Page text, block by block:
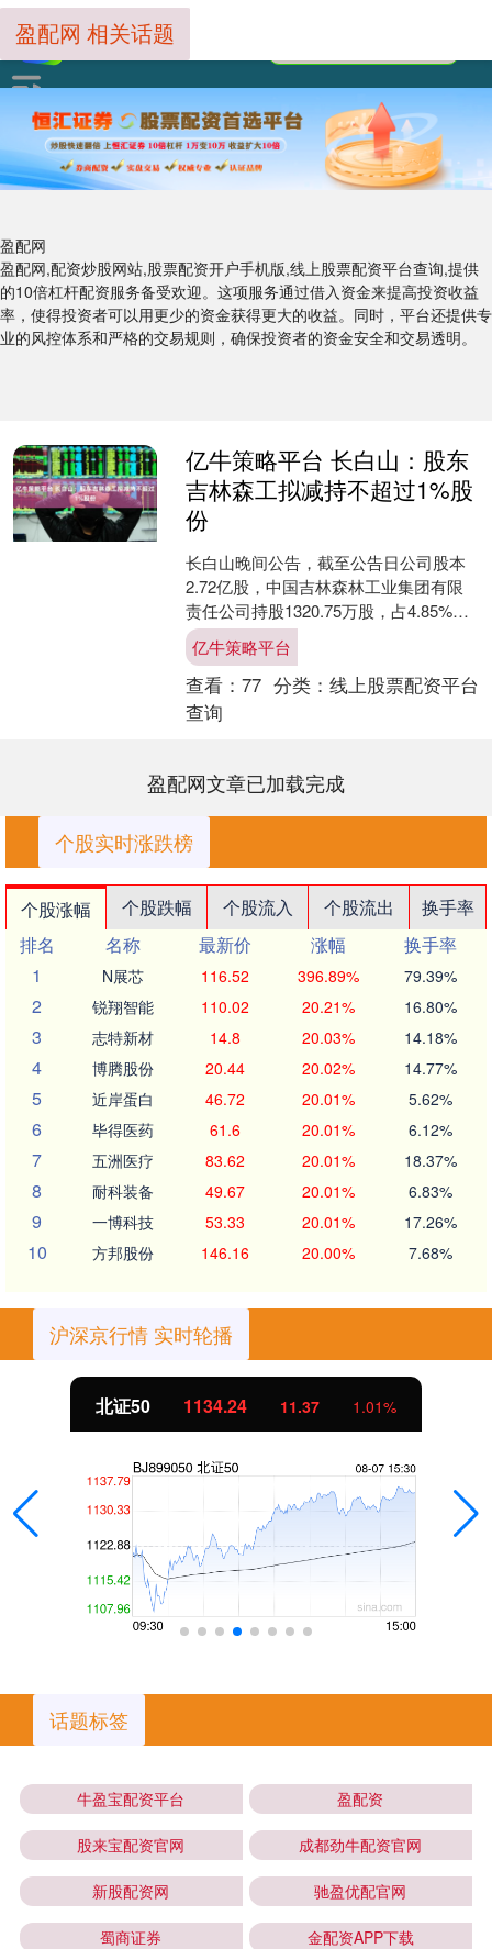
盈配网
盈配网,配资炒股网站,股票配资开户手机版,线上股票配资平台查询,提供
的10倍杠杆配资服务备受欢迎。这项服务通过借入资金来提高投资收益
率，使得投资者可以用更少的资金获得更大的收益。同时，平台还提供专
业的风控体系和严格的交易规则，确保投资者的资金安全和交易透明。
盈配网 相关话题
亿牛策略平台 长白山：股东
吉林森工拟减持不超过1%股
份
长白山晚间公告，截至公告日公司股本
2.72亿股，中国吉林森林工业集团有限
责任公司持股1320.75万股，占4.85%，
其一致行动人长白山森工集团有限公司
持股69....
亿牛策略平台
查看： 77 分类： 线上股票配资平台
查询
盈配网文章已加载完成
个股实时涨跌榜
个股涨幅 个股跌幅 个股流入 个股流出
换手率
排名
名称 最新价 涨幅
换手率
1
N展芯 116.52 396.89% 79.39%
2 锐翔智能 110.02 20.21% 16.80%
3 志特新材 14.8 20.03% 14.18%
4 博腾股份 20.44 20.02% 14.77%
5 近岸蛋白 46.72 20.01% 5.62%
6 毕得医药 61.6 20.01% 6.12%
7 五洲医疗 83.62 20.01% 18.37%
8 耐科装备 49.67 20.01% 6.83%
9 一博科技 53.33 20.01% 17.26%
10 方邦股份 146.16 20.00% 7.68%
沪深京行情 实时轮播
北证50 1134.24 11.37 1.01%
话题标签
牛盈宝配资平台 盈配资
股来宝配资官网 成都劲牛配资官网
新股配资网 驰盈优配官网
蜀商证券 金配资APP下载